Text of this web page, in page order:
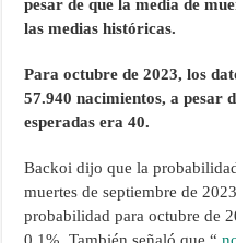
pesar de que la media de
las medias históricas.
Para octubre de 2023, los
57.940 nacimientos, a pesar
esperadas era 40.
Backoi dijo que la
muertes de septiembre de
probabilidad para octubre de